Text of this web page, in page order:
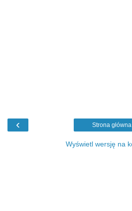
‹ Strona główna
Wyświetl wersję na